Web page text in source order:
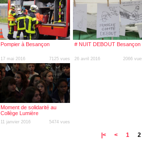
Pompier à Besançon
17 mai 2016 7125 vues
# NUIT DEBOUT Besançon
26 avril 2016 2066
Moment de solidarité au
Collège Lumière
11 janvier 2016 5474 vues
|< < 1 2